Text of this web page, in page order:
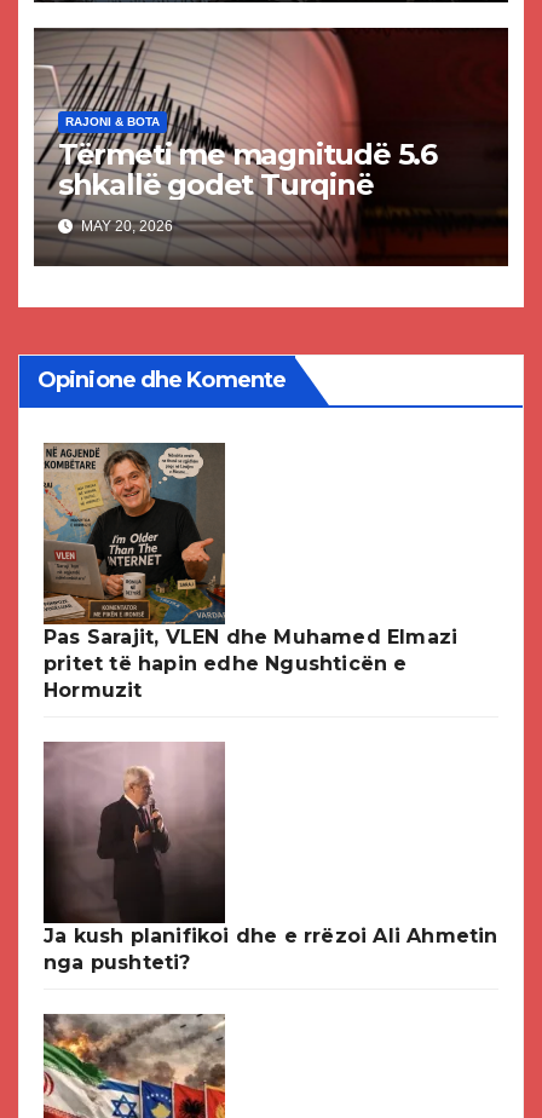
RAJONI & BOTA
Tërmeti me magnitudë 5.6
shkallë godet Turqinë
MAY 20, 2026
Opinione dhe Komente
Pas Sarajit, VLEN dhe Muhamed Elmazi
pritet të hapin edhe Ngushticën e
Hormuzit
Ja kush planifikoi dhe e rrëzoi Ali Ahmetin
nga pushteti?